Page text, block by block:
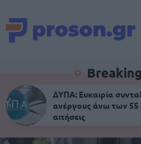
ΔΥΠΑ: Ευκαιρία
ανέργους άνω των 55
αιτήσεις